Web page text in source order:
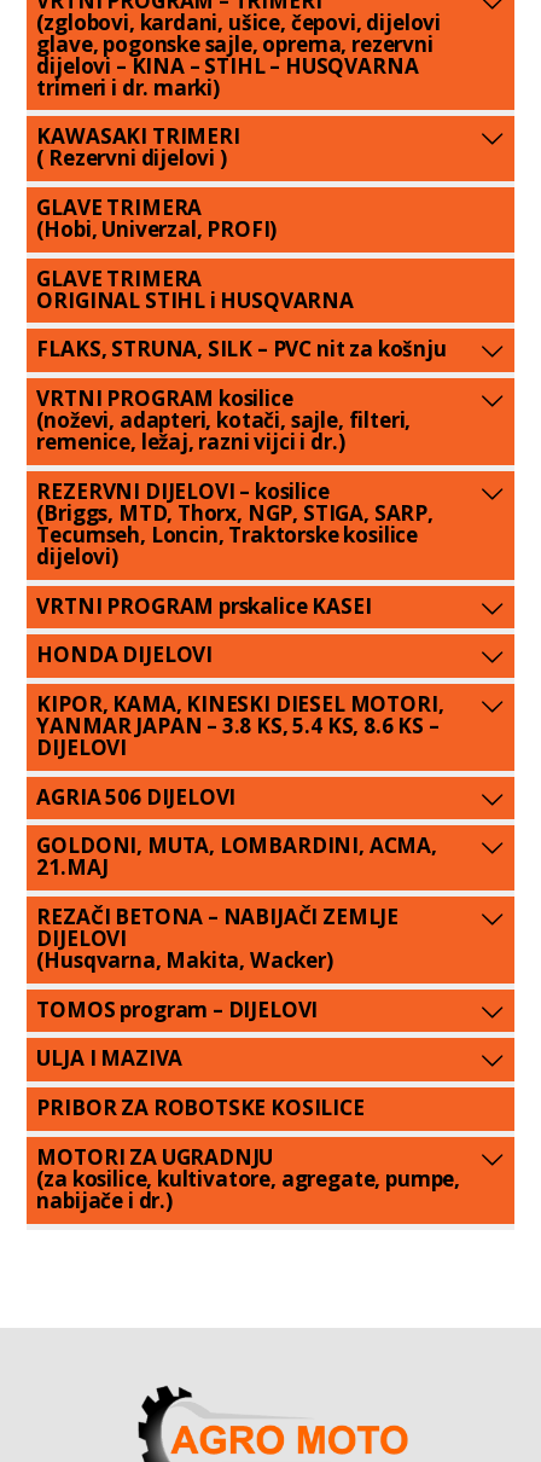
(zglobovi, kardani, ušice, čepovi, dijelovi
glave, pogonske sajle, oprema, rezervni
dijelovi – KINA – STIHL – HUSQVARNA
trimeri i dr. marki)
KAWASAKI TRIMERI
( Rezervni dijelovi )
GLAVE TRIMERA
(Hobi, Univerzal, PROFI)
GLAVE TRIMERA
ORIGINAL STIHL i HUSQVARNA
FLAKS, STRUNA, SILK – PVC nit za košnju
VRTNI PROGRAM kosilice
(noževi, adapteri, kotači, sajle, filteri,
remenice, ležaj, razni vijci i dr.)
REZERVNI DIJELOVI – kosilice
(Briggs, MTD, Thorx, NGP, STIGA, SARP,
Tecumseh, Loncin, Traktorske kosilice
dijelovi)
VRTNI PROGRAM prskalice KASEI
HONDA DIJELOVI
KIPOR, KAMA, KINESKI DIESEL MOTORI,
YANMAR JAPAN – 3.8 KS, 5.4 KS, 8.6 KS –
DIJELOVI
AGRIA 506 DIJELOVI
GOLDONI, MUTA, LOMBARDINI, ACMA,
21.MAJ
REZAČI BETONA – NABIJAČI ZEMLJE
DIJELOVI
(Husqvarna, Makita, Wacker)
TOMOS program – DIJELOVI
ULJA I MAZIVA
PRIBOR ZA ROBOTSKE KOSILICE
MOTORI ZA UGRADNJU
(za kosilice, kultivatore, agregate, pumpe,
nabijače i dr.)